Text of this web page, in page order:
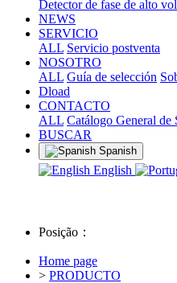
Detector de fase de alto
NEWS
SERVICIO
ALL Servicio postventa
NOSOTRO
ALL Guía de selección
Dload
CONTACTO
ALL Catálogo General de
BUSCAR
Spanish
English
Posição：
Home page
> PRODUCTO